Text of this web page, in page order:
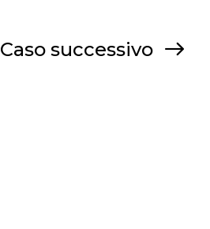
Caso successivo